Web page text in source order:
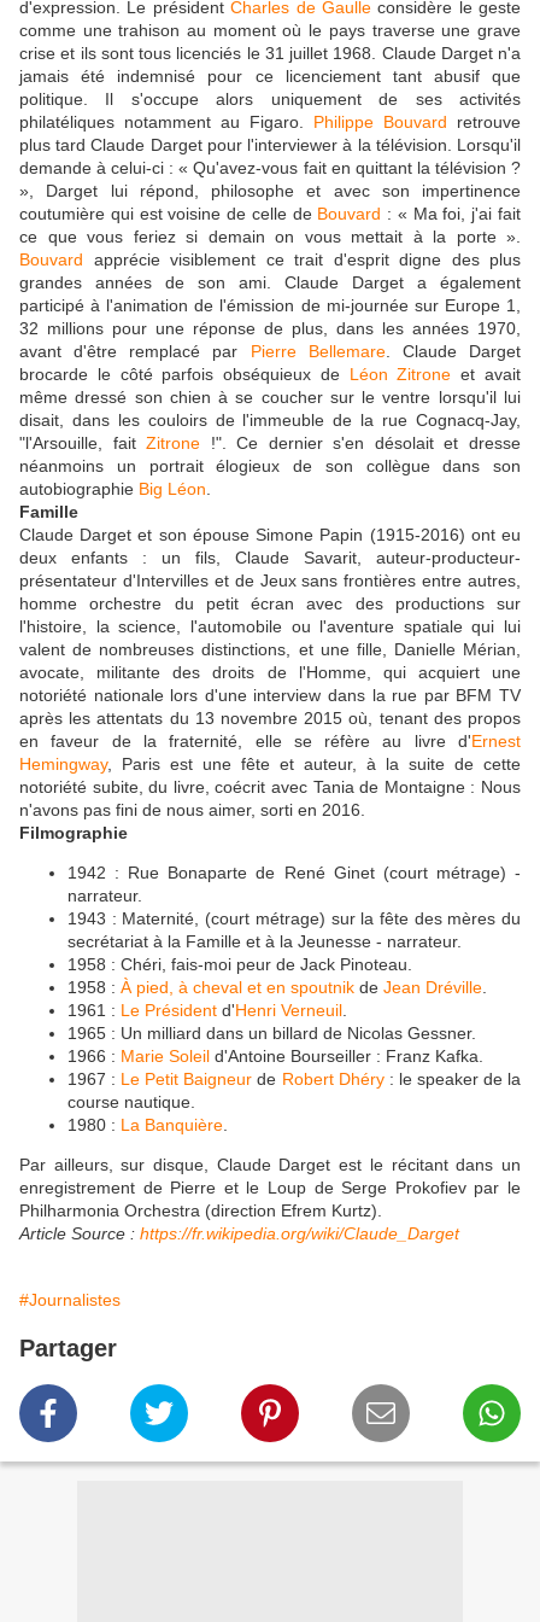
d'expression. Le présidentCharles de Gaulleconsidère le geste
comme une trahison au moment où le pays traverse une grave
crise et ils sont tous licenciés le 31 juillet 1968. Claude Darget n'a
jamais été indemnisé pour ce licenciement tant abusif que
politique. Il s'occupe alors uniquement de ses activités
philatéliques notamment au Figaro. Philippe Bouvard retrouve
plus tard Claude Darget pour l'interviewer à la télévision. Lorsqu'il
demande à celui-ci : « Qu'avez-vous fait en quittant la télévision ?
», Darget lui répond, philosophe et avec son impertinence
coutumière qui est voisine de celle de Bouvard : « Ma foi, j'ai fait
ce que vous feriez si demain on vous mettait à la porte ».
Bouvard apprécie visiblement ce trait d'esprit digne des plus
grandes années de son ami. Claude Darget a également
participé à l'animation de l'émission de mi-journée sur Europe 1,
32 millions pour une réponse de plus, dans les années 1970,
avant d'être remplacé par Pierre Bellemare. Claude Darget
brocarde le côté parfois obséquieux de Léon Zitrone et avait
même dressé son chien à se coucher sur le ventre lorsqu'il lui
disait, dans les couloirs de l'immeuble de la rue Cognacq-Jay,
"l'Arsouille, faitZitrone !". Ce dernier s'en désolait et dresse
néanmoins un portrait élogieux de son collègue dans son
autobiographie Big Léon
Famille
Claude Darget et son épouse Simone Papin (1915-2016) ont eu
deux enfants : un fils, Claude Savarit, auteur-producteur-
présentateur d'Intervilles et de Jeux sans frontières entre autres,
homme orchestre du petit écran avec des productions sur
l'histoire, la science, l'automobile ou l'aventure spatiale qui lui
valent de nombreuses distinctions, et une fille, Danielle Mérian,
avocate, militante des droits de l'Homme, qui acquiert une
notoriété nationale lors d'une interview dans la rue par BFM TV
après les attentats du 13 novembre 2015 où, tenant des propos
en faveur de la fraternité, elle se réfère au livre d'Ernest
Hemingway, Paris est une fête et auteur, à la suite de cette
notoriété subite, du livre, coécrit avec Tania de Montaigne : Nous
n'avons pas fini de nous aimer, sorti en 2016.
Filmographie
1942 : Rue Bonaparte de René Ginet (court métrage) -
narrateur.
1943 : Maternité, (court métrage) sur la fête des mères du
secrétariat à la Famille et à la Jeunesse - narrateur.
1958 : Chéri, fais-moi peur de Jack Pinoteau.
1958 : À pied, à cheval et en spoutnik de Jean Dréville
1961 : Le Président d'Henri Verneuil
1965 : Un milliard dans un billard de Nicolas Gessner.
1966 : Marie Soleil d'Antoine Bourseiller : Franz Kafka.
1967 : Le Petit Baigneur de Robert Dhéry: le speaker de la
course nautique.
1980 : La Banquière
Par ailleurs, sur disque, Claude Darget est le récitant dans un
enregistrement de Pierre et le Loup de Serge Prokofiev par le
Philharmonia Orchestra (direction Efrem Kurtz).
Article Source : https://fr.wikipedia.org/wiki/Claude_Darget
#Journalistes
Partager